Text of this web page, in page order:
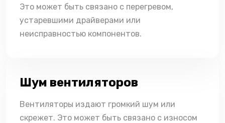
Это может быть связано с перегревом,
устаревшими драйверами или
неисправностью компонентов.
Шум вентиляторов
Вентиляторы издают громкий шум или
скрежет. Это может быть связано с износом